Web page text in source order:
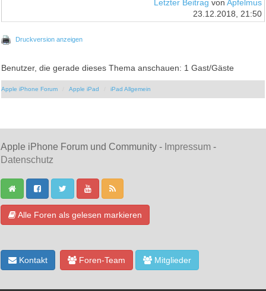
Letzter Beitrag von Apfelmus
23.12.2018, 21:50
Druckversion anzeigen
Benutzer, die gerade dieses Thema anschauen: 1 Gast/Gäste
Apple iPhone Forum Apple iPad iPad Allgemein
Apple iPhone Forum und Community - Impressum -
Datenschutz
Alle Foren als gelesen markieren
Kontakt Foren-Team Mitglieder